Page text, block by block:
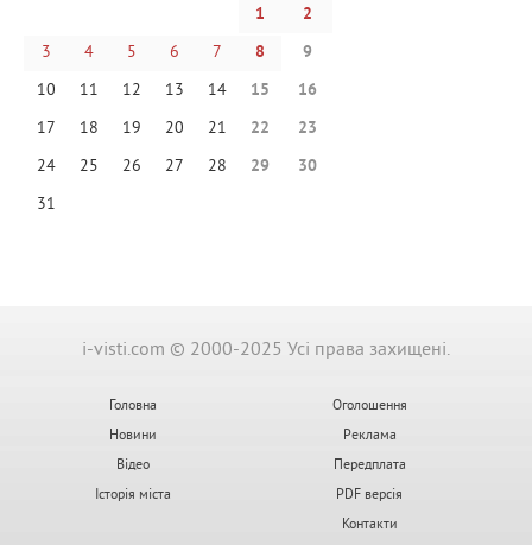
1
2
3
4 5 6 7 8
9
10
11 12 13 14 15
16
17
18 19 20 21 22
23
24
25 26 27 28 29
30
31
i-visti.com © 2000-2025 Усі права захищені.
Головна
Новини
Відео
Історія міста
Оголошення
Реклама
Передплата
PDF версія
Контакти